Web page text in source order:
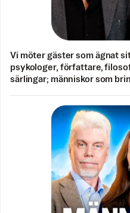
Vi möter gäster som ägnat
psykologer, författare,
särlingar; människor som